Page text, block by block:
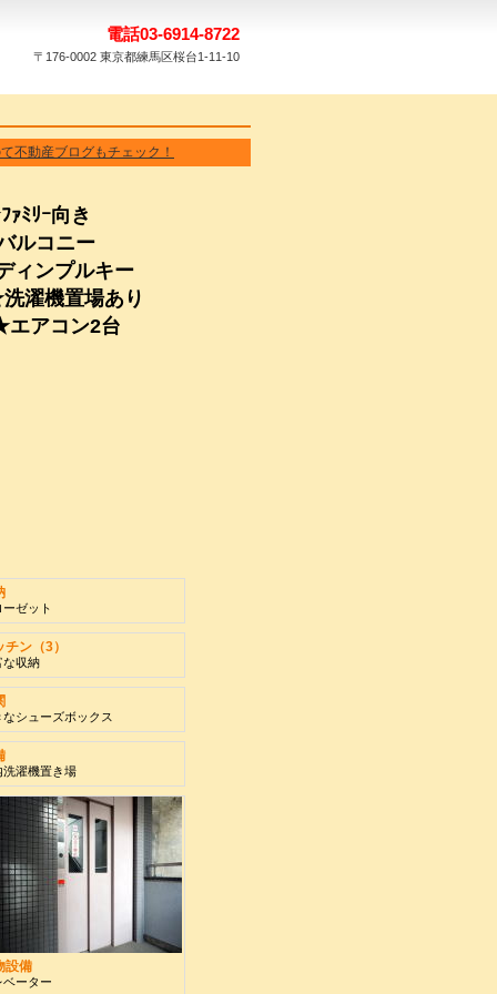
電話03-6914-8722
〒176-0002 東京都練馬区桜台1-11-10
不動産ブログもチェック！
ﾘｰ向き
コニー
プルキー
置場あり
アコン2台
ーゼット
チン（3）
な収納
なシューズボックス
洗濯機置き場
設備
ベーター